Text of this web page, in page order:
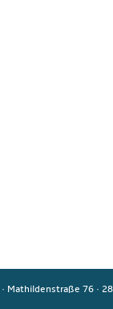
· Mathildenstraße 76 ·